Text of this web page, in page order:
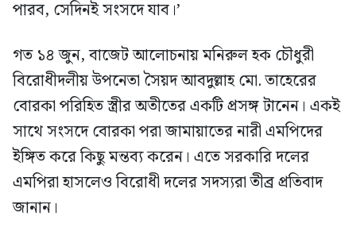
পারব, সেদিনই সংসদে যাব।’
গত ১৪ জুন, বাজেট আলোচনায় মনিরুল হক চৌধুরী
বিরোধীদলীয় উপনেতা সৈয়দ আবদুল্লাহ মো. তাহেরের
বোরকা পরিহিত স্ত্রীর অতীতের একটি প্রসঙ্গ টানেন। একই
সাথে সংসদে বোরকা পরা জামায়াতের নারী এমপিদের
ইঙ্গিত করে কিছু মন্তব্য করেন। এতে সরকারি দলের
এমপিরা হাসলেও বিরোধী দলের সদস্যরা তীব্র প্রতিবাদ
জানান।